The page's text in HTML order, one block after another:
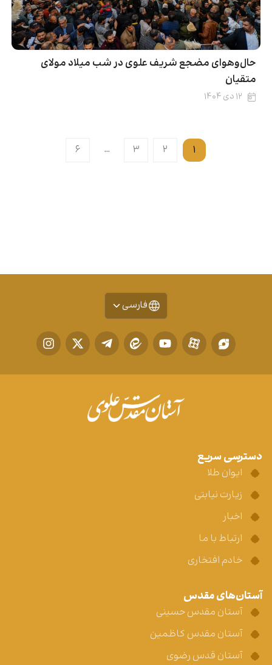
حال‌وهوای مضجع شریف علوی در شب میلاد مولای
متقیان
۱۲ دی ۱۴۰۴
۱ ۲ ۳ … ۶
فارسی
دسترسی سریع
ایوان طلا
زیارت نیابتی
اخبار
ارتباط با ما
خادم افتخاری
آستان‌های مقدس
آستان مقدس حسینی
آستان مقدس کاظمین
آستان قدس رضوی